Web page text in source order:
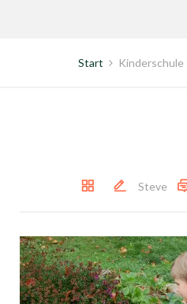
Start Kinderschule
Steve